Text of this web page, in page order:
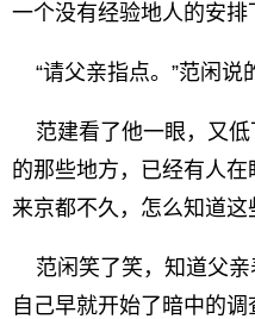
一个没有经验地人的安
“请父亲指点。”范闲说
范建看了他一眼，又低
的那些地方，已经有人
来京都不久，怎么知道这
范闲笑了笑，知道父亲
自己早就开始了暗中的